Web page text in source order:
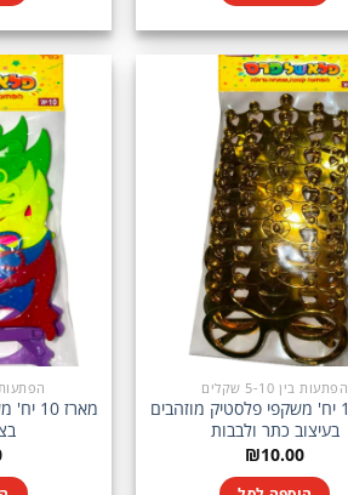
הפתעות בין 5-10 שקלים
מארז 10 יח' משקפי פלסטיק מוזהבים
בעיצוב כתר ולבבות
₪10.00
הפתעות בין 5-
מארז